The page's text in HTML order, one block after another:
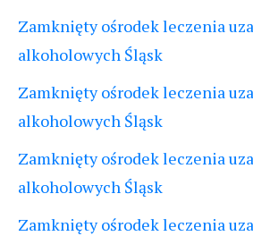
Zamknięty ośrodek leczenia
alkoholowych Śląsk
Zamknięty ośrodek leczenia
alkoholowych Śląsk
Zamknięty ośrodek leczenia
alkoholowych Śląsk
Zamknięty ośrodek leczenia